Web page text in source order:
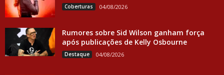
Coberturas 04/08/2026
Rumores sobre Sid Wilson ganham força
após publicações de Kelly Osbourne
Destaque 04/08/2026